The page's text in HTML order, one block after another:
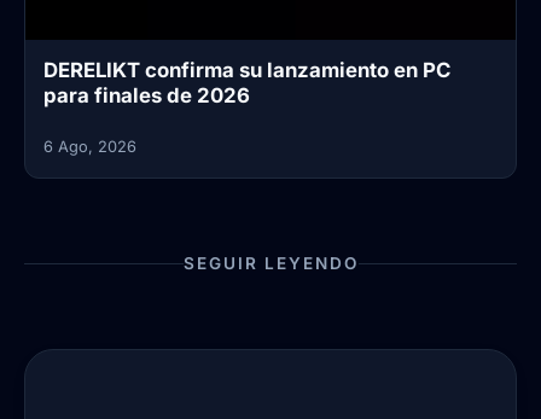
DERELIKT confirma su lanzamiento en PC
para finales de 2026
6 Ago, 2026
SEGUIR LEYENDO